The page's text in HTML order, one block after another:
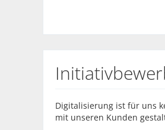
Digitalisierung ist für uns
mit unseren Kunden